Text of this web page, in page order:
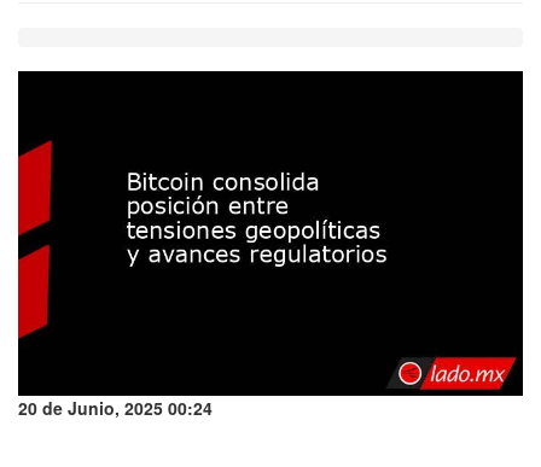
20 de Junio, 2025 00:24